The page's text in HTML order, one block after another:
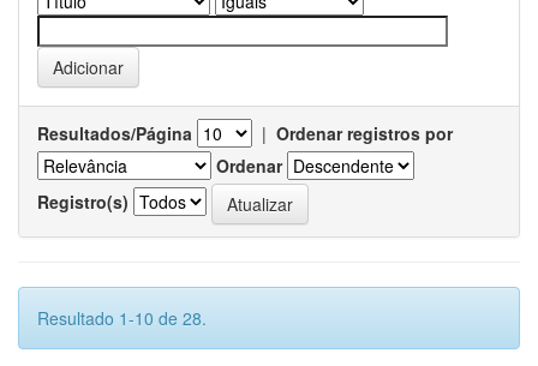
Resultados/Página | Ordenar registros por
Ordenar
Registro(s)
Resultado 1-10 de 28.